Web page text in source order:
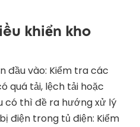
khiển kho
đầu vào: Kiểm tra các
quá tải, lệch tải hoặc
có thì đề ra hướng xử lý
điện trong tủ điện: Kiểm